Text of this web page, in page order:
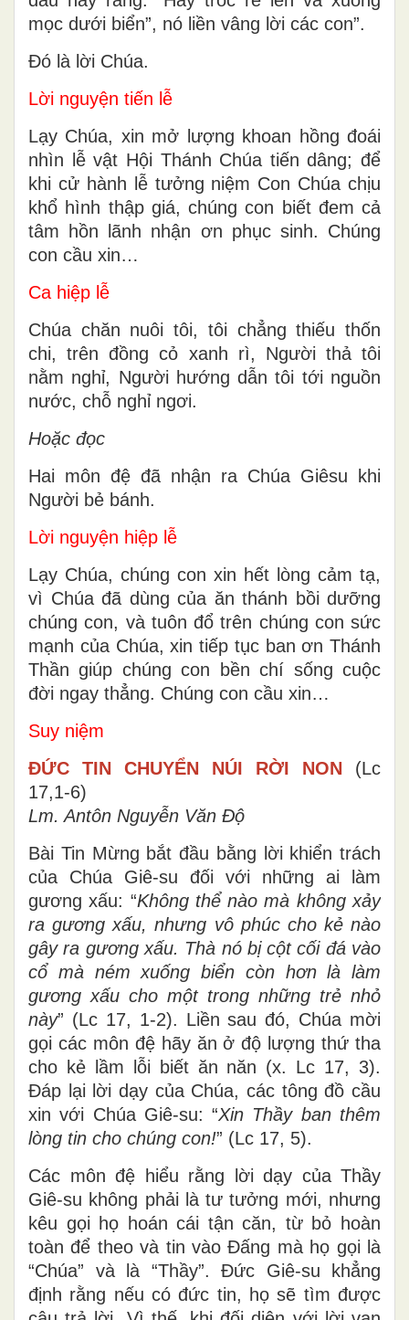
mọc dưới biển”, nó liền vâng lời các con”.
Ðó là lời Chúa.
Lời nguyện tiến lễ
Lạy Chúa, xin mở lượng khoan hồng đoái
nhìn lễ vật Hội Thánh Chúa tiến dâng; để
khi cử hành lễ tưởng niệm Con Chúa chịu
khổ hình thập giá, chúng con biết đem cả
tâm hồn lãnh nhận ơn phục sinh. Chúng
con cầu xin…
Ca hiệp lễ
Chúa chăn nuôi tôi, tôi chẳng thiếu thốn
chi, trên đồng cỏ xanh rì, Người thả tôi
nằm nghỉ, Người hướng dẫn tôi tới nguồn
nước, chỗ nghỉ ngơi.
Hoặc đọc
Hai môn đệ đã nhận ra Chúa Giêsu khi
Người bẻ bánh.
Lời nguyện hiệp lễ
Lạy Chúa, chúng con xin hết lòng cảm tạ,
vì Chúa đã dùng của ăn thánh bồi dưỡng
chúng con, và tuôn đổ trên chúng con sức
mạnh của Chúa, xin tiếp tục ban ơn Thánh
Thần giúp chúng con bền chí sống cuộc
đời ngay thẳng. Chúng con cầu xin…
Suy niệm
ĐỨC TIN CHUYỂN NÚI RỜI NON (Lc
17,1-6)
Lm. Antôn Nguyễn Văn Độ
Bài Tin Mừng bắt đầu bằng lời khiển trách
của Chúa Giê-su đối với những ai làm
gương xấu: “Không thể nào mà không xảy
ra gương xấu, nhưng vô phúc cho kẻ nào
gây ra gương xấu. Thà nó bị cột cối đá vào
cổ mà ném xuống biển còn hơn là làm
gương xấu cho một trong những trẻ nhỏ
này” (Lc 17, 1-2). Liền sau đó, Chúa mời
gọi các môn đệ hãy ăn ở độ lượng thứ tha
cho kẻ lầm lỗi biết ăn năn (x. Lc 17, 3).
Đáp lại lời dạy của Chúa, các tông đồ cầu
xin với Chúa Giê-su: “Xin Thầy ban thêm
lòng tin cho chúng con!” (Lc 17, 5).
Các môn đệ hiểu rằng lời dạy của Thầy
Giê-su không phải là tư tưởng mới, nhưng
kêu gọi họ hoán cái tận căn, từ bỏ hoàn
toàn để theo và tin vào Đấng mà họ gọi là
“Chúa” và là “Thầy”. Đức Giê-su khẳng
định rằng nếu có đức tin, họ sẽ tìm được